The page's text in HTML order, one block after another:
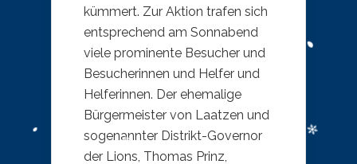
kümmert. Zur Aktion trafen sich
entsprechend am Sonnabend
viele prominente Besucher und
Besucherinnen und Helfer und
Helferinnen. Der ehemalige
Bürgermeister von Laatzen und
sogenannter Distrikt-Governor
der Lions, Thomas Prinz,